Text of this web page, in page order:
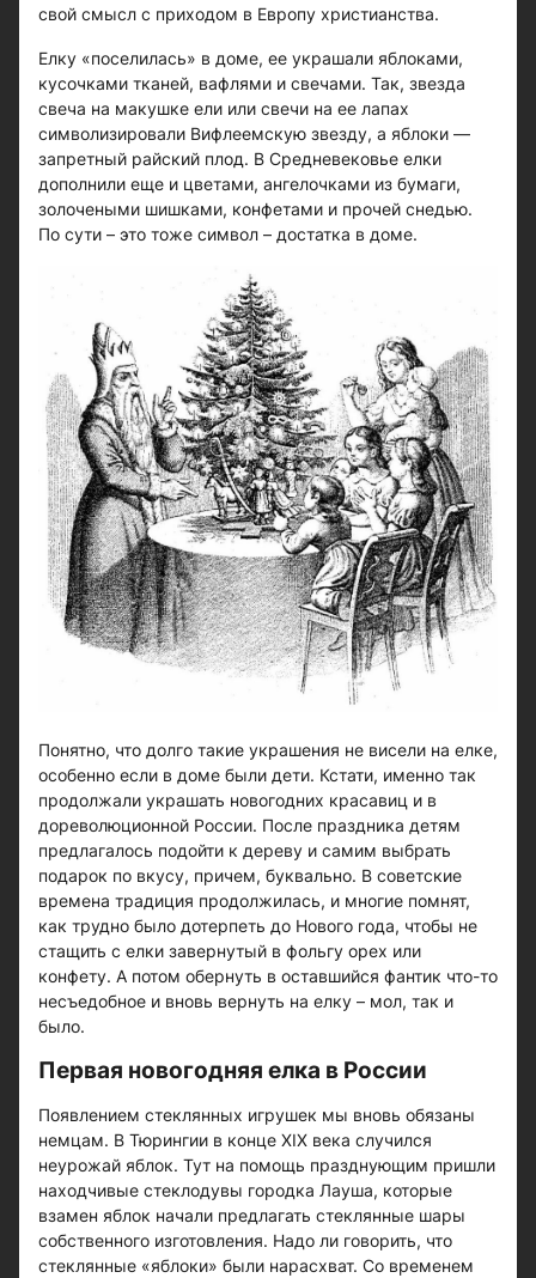
свой смысл с приходом в Европу христианства.
Елку «поселилась» в доме, ее украшали яблоками,
кусочками тканей, вафлями и свечами. Так, звезда
свеча на макушке ели или свечи на ее лапах
символизировали Вифлеемскую звезду, а яблоки —
запретный райский плод. В Средневековье елки
дополнили еще и цветами, ангелочками из бумаги,
золочеными шишками, конфетами и прочей снедью.
По сути – это тоже символ – достатка в доме.
Понятно, что долго такие украшения не висели на елке,
особенно если в доме были дети. Кстати, именно так
продолжали украшать новогодних красавиц и в
дореволюционной России. После праздника детям
предлагалось подойти к дереву и самим выбрать
подарок по вкусу, причем, буквально. В советские
времена традиция продолжилась, и многие помнят,
как трудно было дотерпеть до Нового года, чтобы не
стащить с елки завернутый в фольгу орех или
конфету. А потом обернуть в оставшийся фантик что-то
несъедобное и вновь вернуть на елку – мол, так и
было.
Первая новогодняя елка в России
Появлением стеклянных игрушек мы вновь обязаны
немцам. В Тюрингии в конце XIX века случился
неурожай яблок. Тут на помощь празднующим пришли
находчивые стеклодувы городка Лауша, которые
взамен яблок начали предлагать стеклянные шары
собственного изготовления. Надо ли говорить, что
стеклянные «яблоки» были нарасхват. Со временем